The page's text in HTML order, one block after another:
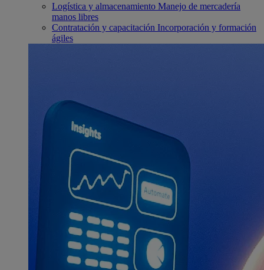
Logística y almacenamiento Manejo de mercadería
manos libres
Contratación y capacitación Incorporación y formación
ágiles